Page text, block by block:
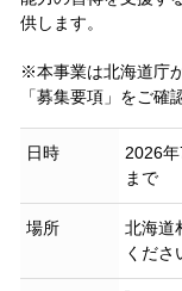
供します。
※本事業は北海道庁
「募集要項」をご確
日時
2026
まで
場所
北海道
くださ